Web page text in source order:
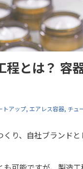
程とは？ 容
トアップ エアレス容器 チュ
り、自社ブランド